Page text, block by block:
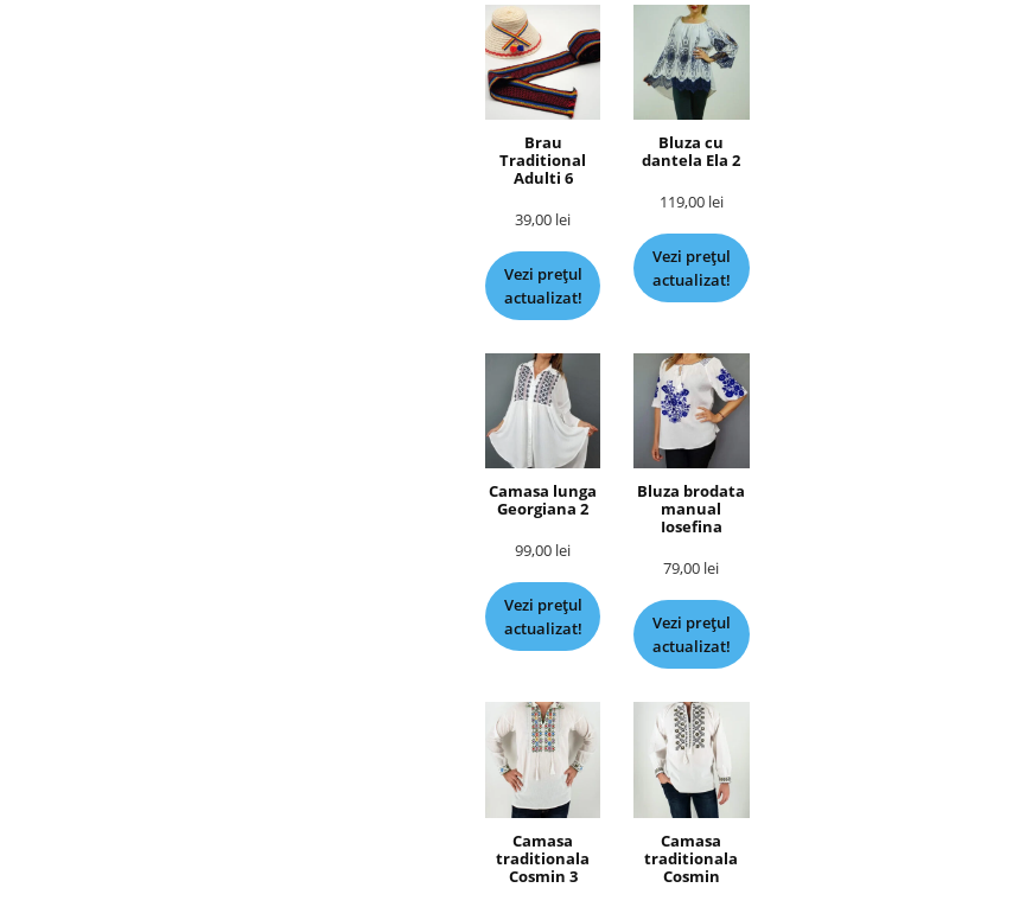
Brau
Traditional
Adulti 6
39,00 lei
Vezi prețul
actualizat!
Bluza cu
dantela Ela 2
119,00 lei
Vezi prețul
actualizat!
Camasa lunga
Georgiana 2
99,00 lei
Vezi prețul
actualizat!
Bluza brodata
manual
Iosefina
79,00 lei
Vezi prețul
actualizat!
Camasa
traditionala
Cosmin 3
Camasa
traditionala
Cosmin